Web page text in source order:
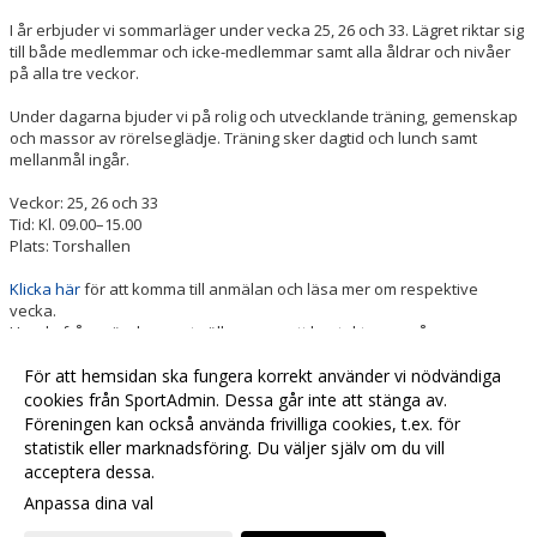
I år erbjuder vi sommarläger under vecka 25, 26 och 33. Lägret riktar sig
till både medlemmar och icke-medlemmar samt alla åldrar och nivåer
på alla tre veckor.
Under dagarna bjuder vi på rolig och utvecklande träning, gemenskap
och massor av rörelseglädje. Träning sker dagtid och lunch samt
mellanmål ingår.
Veckor: 25, 26 och 33
Tid: Kl. 09.00–15.00
Plats: Torshallen
Klicka härför att komma till anmälan och läsa mer om respektive
vecka.
Har du frågor är du varmt välkommen att kontakta oss på
Fler nyheter >>
För att hemsidan ska fungera korrekt använder vi nödvändiga
cookies från SportAdmin. Dessa går inte att stänga av.
Föreningen kan också använda frivilliga cookies, t.ex. för
statistik eller marknadsföring. Du väljer själv om du vill
acceptera dessa.
Anpassa dina val